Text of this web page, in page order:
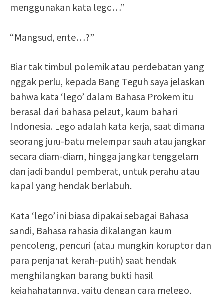
menggunakan kata lego…”
“Mangsud, ente…?”
Biar tak timbul polemik atau perdebatan yang
nggak perlu, kepada Bang Teguh saya jelaskan
bahwa kata ‘lego’ dalam Bahasa Prokem itu
berasal dari bahasa pelaut, kaum bahari
Indonesia. Lego adalah kata kerja, saat dimana
seorang juru-batu melempar sauh atau jangkar
secara diam-diam, hingga jangkar tenggelam
dan jadi bandul pemberat, untuk perahu atau
kapal yang hendak berlabuh.
Kata ‘lego’ ini biasa dipakai sebagai Bahasa
sandi, Bahasa rahasia dikalangan kaum
pencoleng, pencuri (atau mungkin koruptor dan
para penjahat kerah-putih) saat hendak
menghilangkan barang bukti hasil
kejahahatannya, yaitu dengan cara melego,